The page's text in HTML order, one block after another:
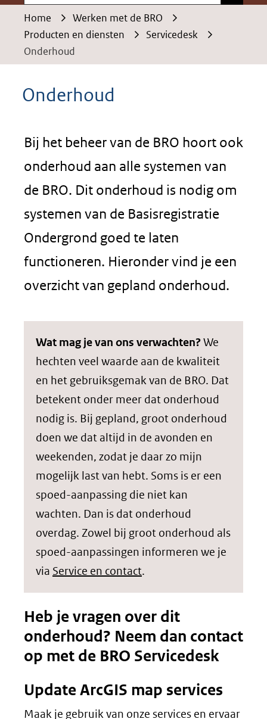
Home
Werken met de BRO
Producten en diensten
Servicedesk
Onderhoud
Onderhoud
Bij het beheer van de BRO hoort ook
onderhoud aan alle systemen van
de BRO. Dit onderhoud is nodig om
systemen van de Basisregistratie
Ondergrond goed te laten
functioneren. Hieronder vind je een
overzicht van gepland onderhoud.
Wat mag je van ons verwachten?We
hechten veel waarde aan de kwaliteit
en het gebruiksgemak van de BRO. Dat
betekent onder meer dat onderhoud
nodig is. Bij gepland, groot onderhoud
doen we dat altijd in de avonden en
weekenden, zodat je daar zo mijn
mogelijk last van hebt. Soms is er een
spoed-aanpassing die niet kan
wachten. Dan is dat onderhoud
overdag. Zowel bij groot onderhoud als
spoed-aanpassingen informeren we je
via Service en contact.
Heb je vragen over dit
onderhoud? Neem dan contact
op met de BRO Servicedesk
Update ArcGIS map services
Maak je gebruik van onze services en ervaar